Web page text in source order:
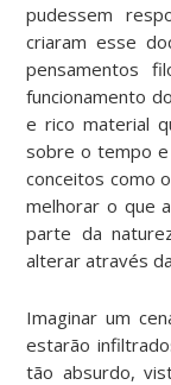
pudessem
criaram esse
pensamentos
funcionamento
e rico material
sobre o tempo
conceitos como
melhorar o que
parte da
alterar através
Imaginar um
estarão
tão absurdo,